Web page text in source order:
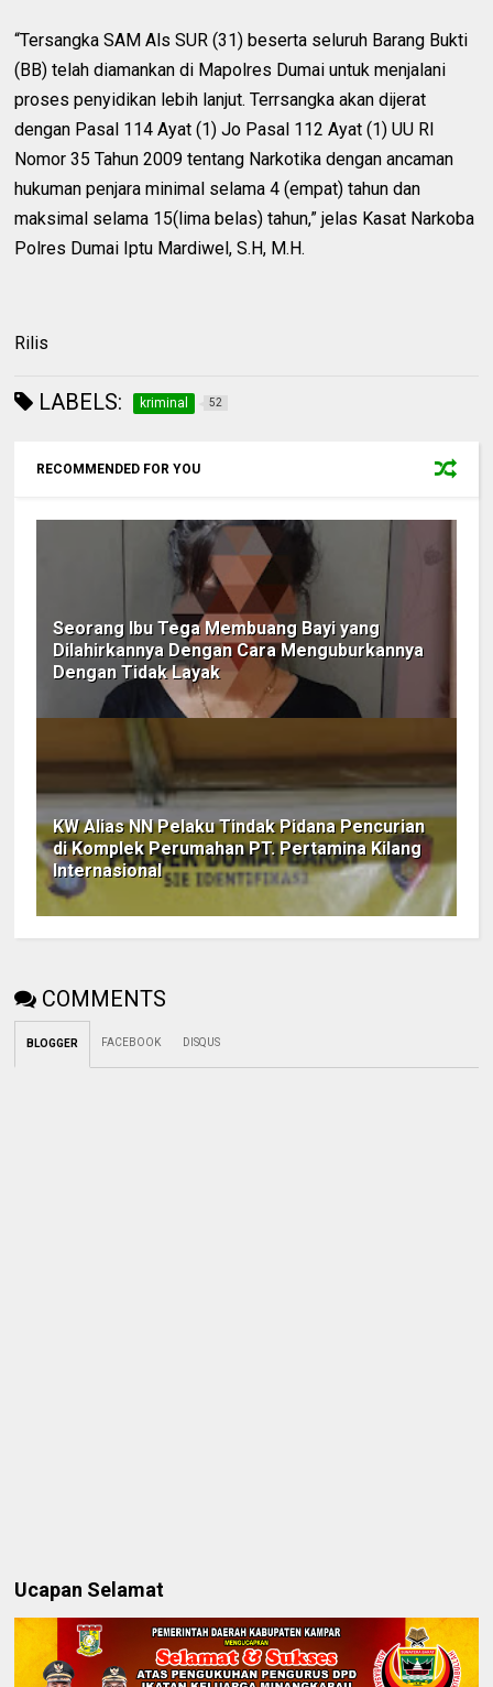
“Tersangka SAM Als SUR (31) beserta seluruh Barang Bukti
(BB) telah diamankan di Mapolres Dumai untuk menjalani
proses penyidikan lebih lanjut. Terrsangka akan dijerat
dengan Pasal 114 Ayat (1) Jo Pasal 112 Ayat (1) UU RI
Nomor 35 Tahun 2009 tentang Narkotika dengan ancaman
hukuman penjara minimal selama 4 (empat) tahun dan
maksimal selama 15(lima belas) tahun,” jelas Kasat Narkoba
Polres Dumai Iptu Mardiwel, S.H, M.H.
Rilis
LABELS: kriminal 52
RECOMMENDED FOR YOU
Seorang Ibu Tega Membuang Bayi yang
Dilahirkannya Dengan Cara Menguburkannya
Dengan Tidak Layak
KW Alias NN Pelaku Tindak Pidana Pencurian
di Komplek Perumahan PT. Pertamina Kilang
Internasional
COMMENTS
BLOGGER FACEBOOK DISQUS
Ucapan Selamat